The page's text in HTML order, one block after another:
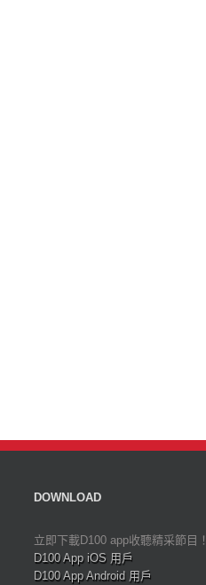
DOWNLOAD
立即下載D100 app收聽精采節目！
D100 App iOS 用戶
D100 App Android 用戶